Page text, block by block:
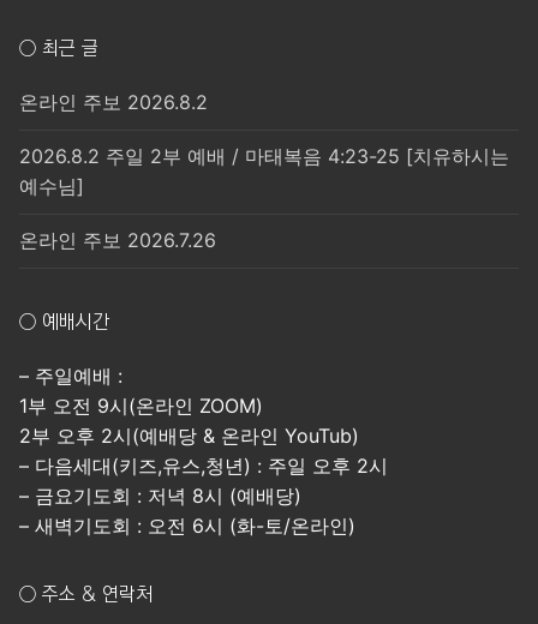
○ 최근 글
온라인 주보 2026.8.2
2026.8.2 주일 2부 예배 / 마태복음 4:23-25 [치유하시는
예수님]
온라인 주보 2026.7.26
○ 예배시간
– 주일예배 :
1부 오전 9시(온라인 ZOOM)
2부 오후 2시(예배당 & 온라인 YouTub)
– 다음세대(키즈,유스,청년) : 주일 오후 2시
– 금요기도회 : 저녁 8시 (예배당)
– 새벽기도회 : 오전 6시 (화-토/온라인)
○ 주소 & 연락처